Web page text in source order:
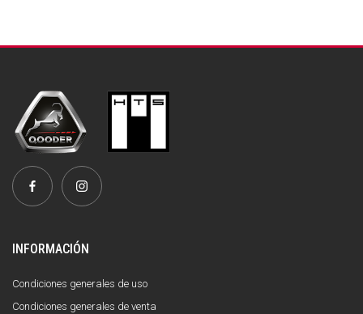
INFORMACIÓN
Condiciones generales de uso
Condiciones generales de venta